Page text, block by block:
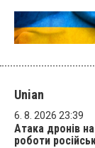
Unian
6. 8. 2026 23:39
Атака дронів
роботи